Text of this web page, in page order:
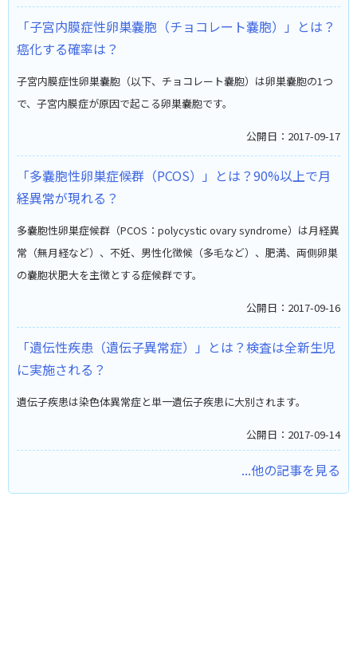
「子宮内膜症性卵巣嚢胞（チョコレート嚢胞）」とは？
癌化する確率は？
子宮内膜症性卵巣嚢胞（以下、チョコレート嚢胞）は卵巣嚢胞の1つ
で、子宮内膜症が原因で起こる卵巣嚢胞です。
公開日：2017-09-17
「多嚢胞性卵巣症候群（PCOS）」とは？90%以上で月
経異常が現れる？
多嚢胞性卵巣症候群（PCOS：polycystic ovary syndrome）は月経異
常（無月経など）、不妊、男性化徴候（多毛など）、肥満、両側卵巣
の嚢胞状肥大を主徴とする症候群です。
公開日：2017-09-16
「遺伝性疾患（遺伝子異常症）」とは？検査は全新生児
に実施される？
遺伝子疾患は染色体異常症と単一遺伝子疾患に大別されます。
公開日：2017-09-14
...他の記事を見る